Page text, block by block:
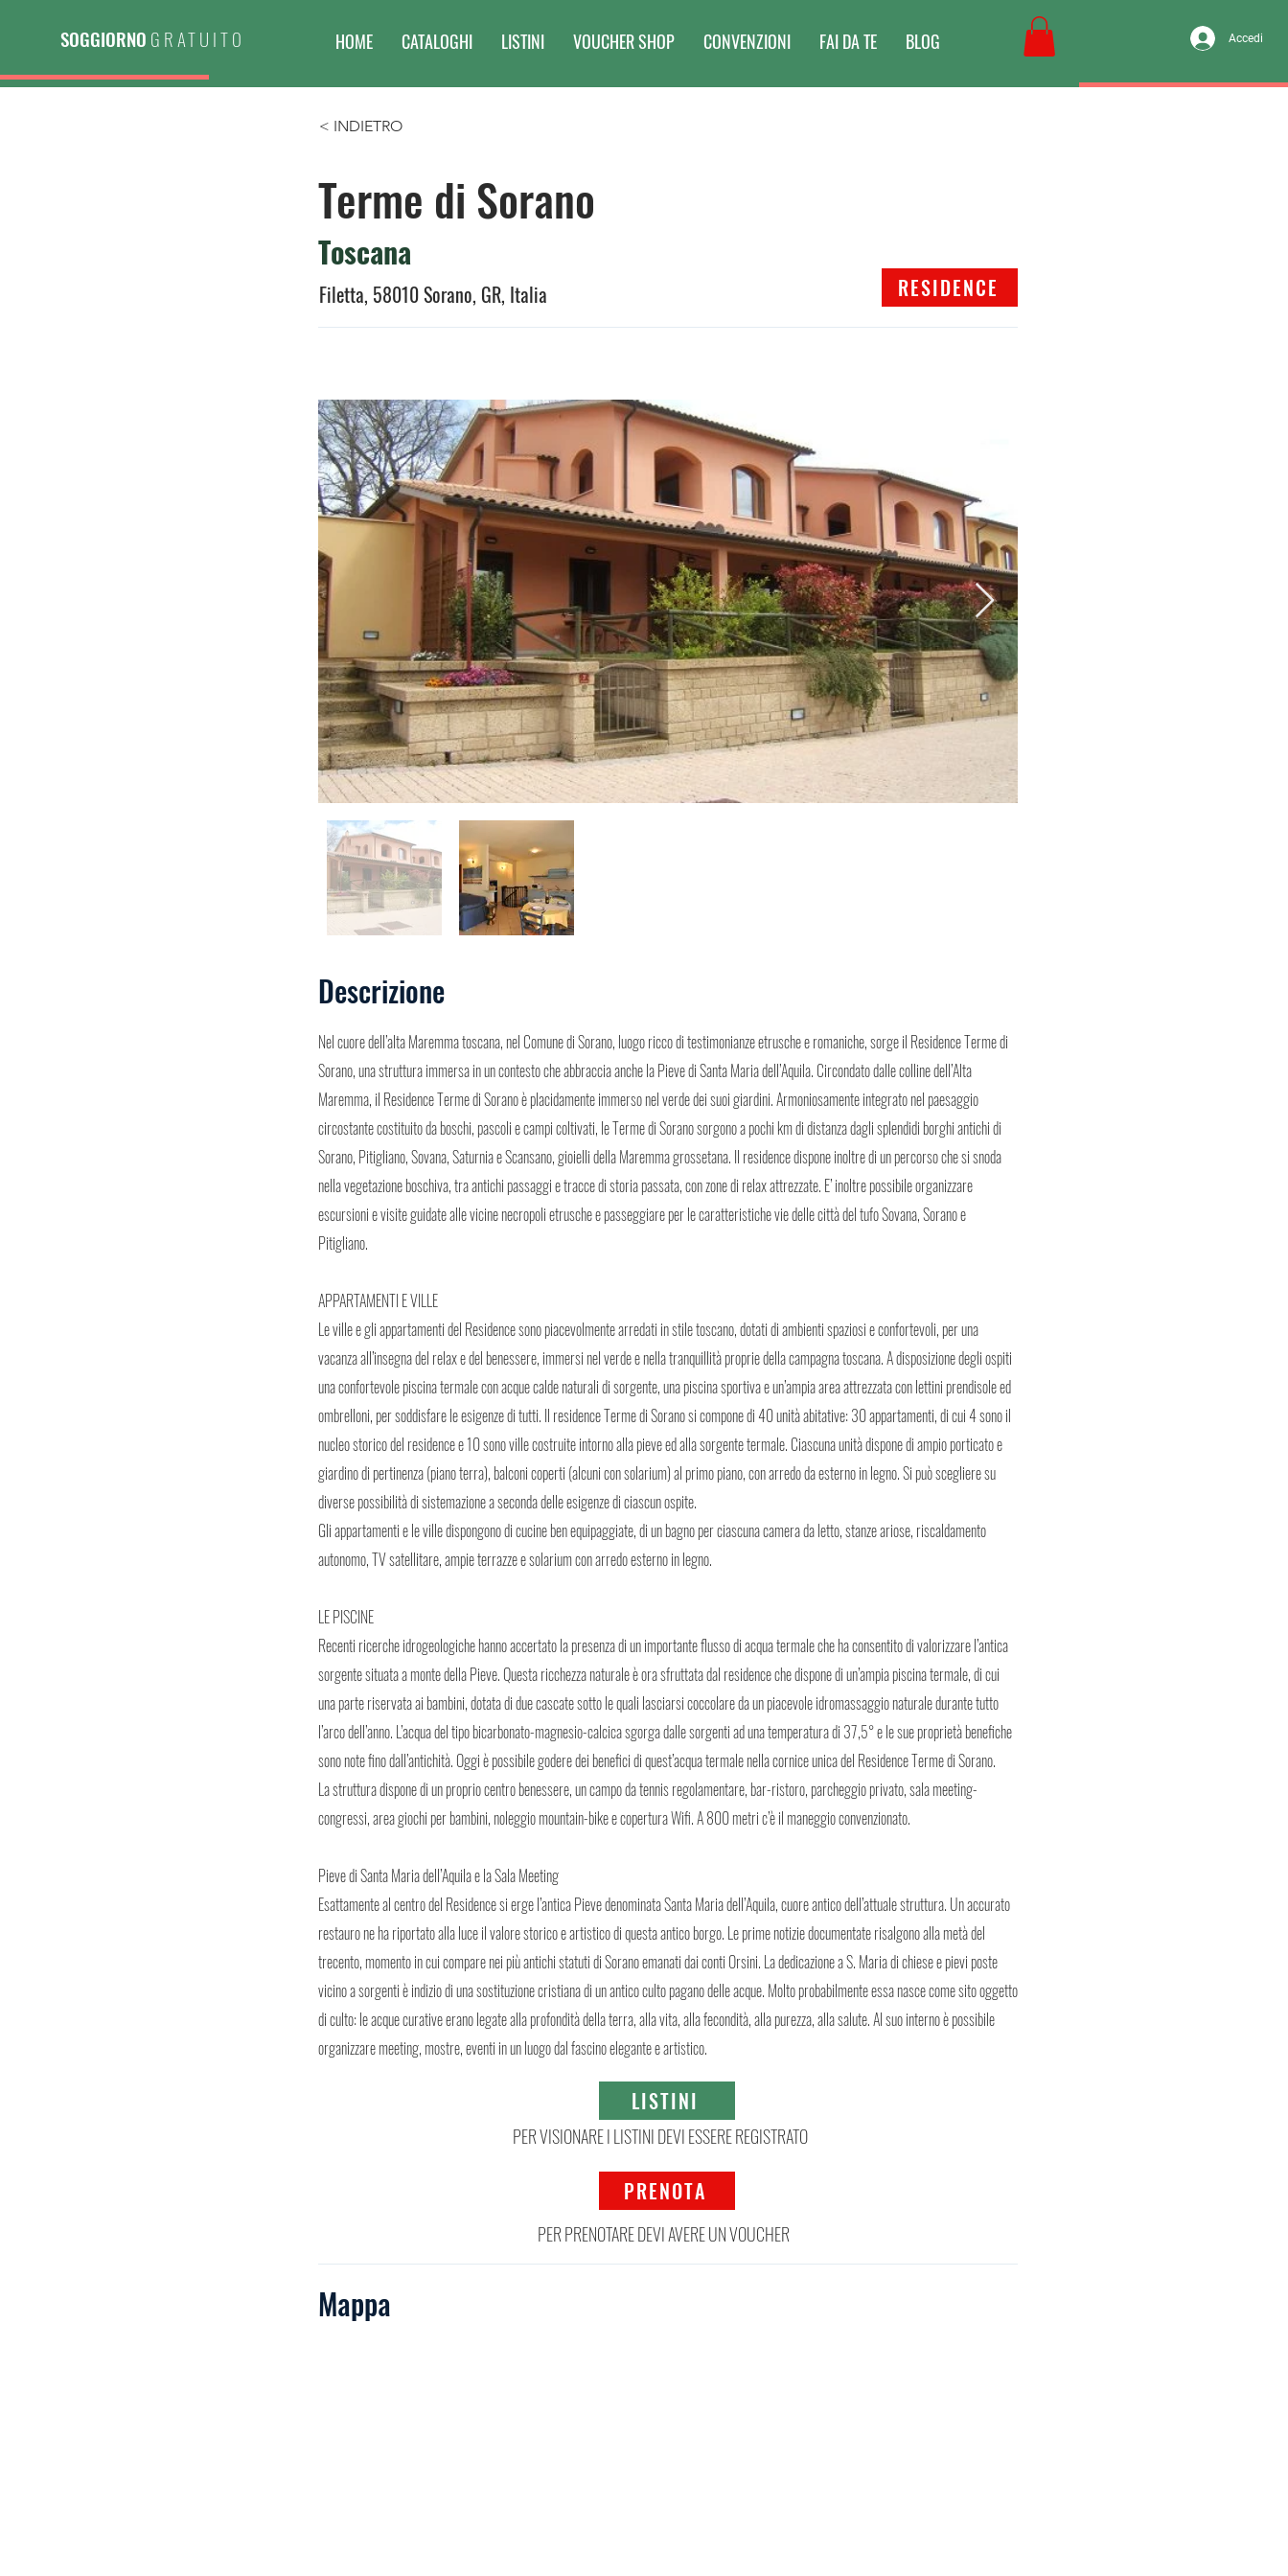
SOGGIORNO GRATUITO HOME CATALOGHI LISTINI VOUCHER SHOP CONVENZIONI FAI DA TE BLOG Accedi
< INDIETRO
Terme di Sorano
Toscana
Filetta, 58010 Sorano, GR, Italia RESIDENCE
Descrizione
Nel cuore dell’alta Maremma toscana, nel Comune di Sorano, luogo ricco di testimonianze etrusche e romaniche, sorge il Residence Terme di
Sorano, una struttura immersa in un contesto che abbraccia anche la Pieve di Santa Maria dell’Aquila. Circondato dalle colline dell’Alta
Maremma, il Residence Terme di Sorano è placidamente immerso nel verde dei suoi giardini. Armoniosamente integrato nel paesaggio
circostante costituito da boschi, pascoli e campi coltivati, le Terme di Sorano sorgono a pochi km di distanza dagli splendidi borghi antichi di
Sorano, Pitigliano, Sovana, Saturnia e Scansano, gioielli della Maremma grossetana. Il residence dispone inoltre di un percorso che si snoda
nella vegetazione boschiva, tra antichi passaggi e tracce di storia passata, con zone di relax attrezzate. E’ inoltre possibile organizzare
escursioni e visite guidate alle vicine necropoli etrusche e passeggiare per le caratteristiche vie delle città del tufo Sovana, Sorano e
Pitigliano.
APPARTAMENTI E VILLE
Le ville e gli appartamenti del Residence sono piacevolmente arredati in stile toscano, dotati di ambienti spaziosi e confortevoli, per una
vacanza all’insegna del relax e del benessere, immersi nel verde e nella tranquillità proprie della campagna toscana. A disposizione degli ospiti
una confortevole piscina termale con acque calde naturali di sorgente, una piscina sportiva e un’ampia area attrezzata con lettini prendisole ed
ombrelloni, per soddisfare le esigenze di tutti. Il residence Terme di Sorano si compone di 40 unità abitative: 30 appartamenti, di cui 4 sono il
nucleo storico del residence e 10 sono ville costruite intorno alla pieve ed alla sorgente termale. Ciascuna unità dispone di ampio porticato e
giardino di pertinenza (piano terra), balconi coperti (alcuni con solarium) al primo piano, con arredo da esterno in legno. Si può scegliere su
diverse possibilità di sistemazione a seconda delle esigenze di ciascun ospite.
Gli appartamenti e le ville dispongono di cucine ben equipaggiate, di un bagno per ciascuna camera da letto, stanze ariose, riscaldamento
autonomo, TV satellitare, ampie terrazze e solarium con arredo esterno in legno.
LE PISCINE
Recenti ricerche idrogeologiche hanno accertato la presenza di un importante flusso di acqua termale che ha consentito di valorizzare l’antica
sorgente situata a monte della Pieve. Questa ricchezza naturale è ora sfruttata dal residence che dispone di un’ampia piscina termale, di cui
una parte riservata ai bambini, dotata di due cascate sotto le quali lasciarsi coccolare da un piacevole idromassaggio naturale durante tutto
l’arco dell’anno. L’acqua del tipo bicarbonato-magnesio-calcica sgorga dalle sorgenti ad una temperatura di 37,5° e le sue proprietà benefiche
sono note fino dall’antichità. Oggi è possibile godere dei benefici di quest’acqua termale nella cornice unica del Residence Terme di Sorano.
La struttura dispone di un proprio centro benessere, un campo da tennis regolamentare, bar-ristoro, parcheggio privato, sala meeting-
congressi, area giochi per bambini, noleggio mountain-bike e copertura Wifi. A 800 metri c’è il maneggio convenzionato.
Pieve di Santa Maria dell’Aquila e la Sala Meeting
Esattamente al centro del Residence si erge l’antica Pieve denominata Santa Maria dell’Aquila, cuore antico dell’attuale struttura. Un accurato
restauro ne ha riportato alla luce il valore storico e artistico di questa antico borgo. Le prime notizie documentate risalgono alla metà del
trecento, momento in cui compare nei più antichi statuti di Sorano emanati dai conti Orsini. La dedicazione a S. Maria di chiese e pievi poste
vicino a sorgenti è indizio di una sostituzione cristiana di un antico culto pagano delle acque. Molto probabilmente essa nasce come sito oggetto
di culto: le acque curative erano legate alla profondità della terra, alla vita, alla fecondità, alla purezza, alla salute. Al suo interno è possibile
organizzare meeting, mostre, eventi in un luogo dal fascino elegante e artistico.
LISTINI
PER VISIONARE I LISTINI DEVI ESSERE REGISTRATO
PRENOTA
PER PRENOTARE DEVI AVERE UN VOUCHER
Mappa